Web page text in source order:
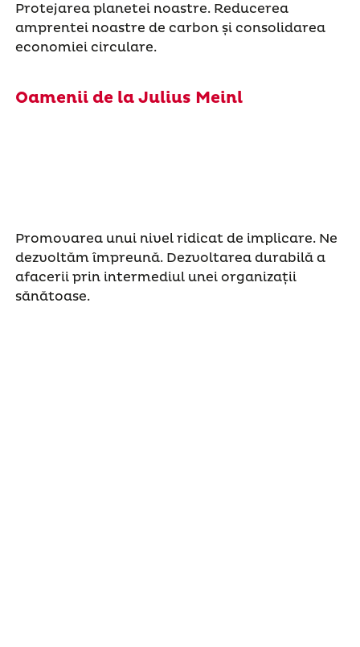
Protejarea planetei noastre. Reducerea
amprentei noastre de carbon și consolidarea
economiei circulare.
Oamenii de la Julius Meinl
Promovarea unui nivel ridicat de implicare. Ne
dezvoltăm împreună. Dezvoltarea durabilă a
afacerii prin intermediul unei organizații
sănătoase.